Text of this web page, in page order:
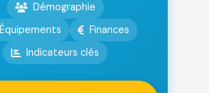
Démographie
Équipements
Finances
Indicateurs clés